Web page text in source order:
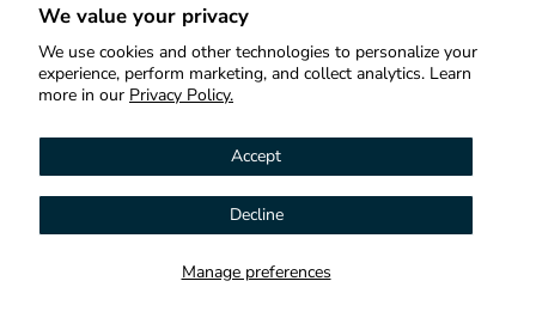
We value your privacy
We use cookies and other technologies to personalize your
experience, perform marketing, and collect analytics. Learn
more in our Privacy Policy.
Manage preferences
Accept
Decline
Tristan da
Cunha
(USD $)
Türkiye